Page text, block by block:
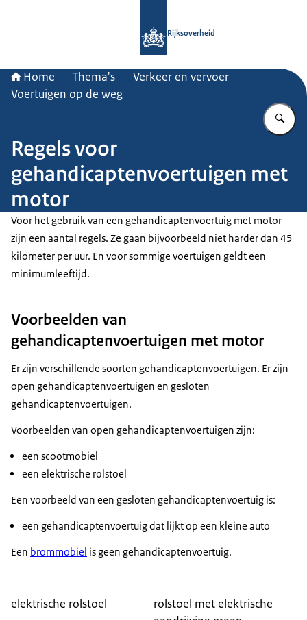
Rijksoverheid
Home Thema's
Verkeer en vervoer
Voertuigen op de weg
Regels voor
gehandicaptenvoertuigen met
motor
Voor het gebruik van een gehandicaptenvoertuig met motor
zijn een aantal regels. Ze gaan bijvoorbeeld niet harder dan 45
kilometer per uur. En voor sommige voertuigen geldt een
minimumleeftijd.
Voorbeelden van
gehandicaptenvoertuigen met motor
Er zijn verschillende soorten gehandicaptenvoertuigen. Er zijn
open gehandicaptenvoertuigen en gesloten
gehandicaptenvoertuigen.
Voorbeelden van open gehandicaptenvoertuigen zijn:
een scootmobiel
een elektrische rolstoel
Een voorbeeld van een gesloten gehandicaptenvoertuig is:
een gehandicaptenvoertuig dat lijkt op een kleine auto
Een brommobiel is geen gehandicaptenvoertuig.
elektrische rolstoel
rolstoel met elektrische